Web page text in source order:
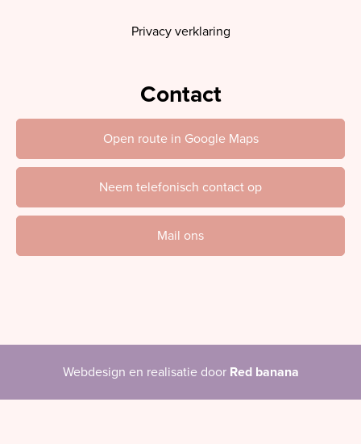
Privacy verklaring
Contact
Open route in Google Maps
Neem telefonisch contact op
Mail ons
Webdesign en realisatie door Red banana